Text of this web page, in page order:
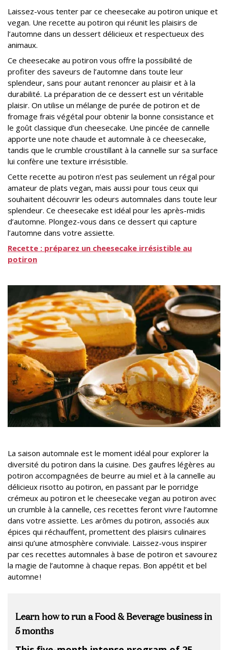
Laissez-vous tenter par ce cheesecake au potiron unique et
vegan. Une recette au potiron qui réunit les plaisirs de
l’automne dans un dessert délicieux et respectueux des
animaux.
Ce cheesecake au potiron vous offre la possibilité de
profiter des saveurs de l’automne dans toute leur
splendeur, sans pour autant renoncer au plaisir et à la
durabilité. La préparation de ce dessert est un véritable
plaisir. On utilise un mélange de purée de potiron et de
fromage frais végétal pour obtenir la bonne consistance et
le goût classique d’un cheesecake. Une pincée de cannelle
apporte une note chaude et automnale à ce cheesecake,
tandis que le crumble croustillant à la cannelle sur sa surface
lui confère une texture irrésistible.
Cette recette au potiron n’est pas seulement un régal pour
amateur de plats vegan, mais aussi pour tous ceux qui
souhaitent découvrir les odeurs automnales dans toute leur
splendeur. Ce cheesecake est idéal pour les après-midis
d’automne. Plongez-vous dans ce dessert qui capture
l’automne dans votre assiette.
Recette : préparez un cheesecake irrésistible au
potiron
La saison automnale est le moment idéal pour explorer la
diversité du potiron dans la cuisine. Des gaufres légères au
potiron accompagnées de beurre au miel et à la cannelle au
délicieux risotto au potiron, en passant par le porridge
crémeux au potiron et le cheesecake vegan au potiron avec
un crumble à la cannelle, ces recettes feront vivre l’automne
dans votre assiette. Les arômes du potiron, associés aux
épices qui réchauffent, promettent des plaisirs culinaires
ainsi qu’une atmosphère conviviale. Laissez-vous inspirer
par ces recettes automnales à base de potiron et savourez
la magie de l’automne à chaque repas. Bon appétit et bel
automne !
Learn how to run a Food & Beverage business in
5 months